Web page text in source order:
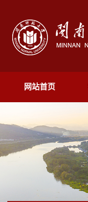
网站首页